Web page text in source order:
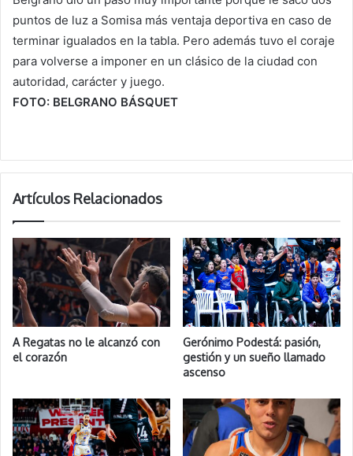
puntos de luz a Somisa más ventaja deportiva en caso de
terminar igualados en la tabla. Pero además tuvo el coraje
para volverse a imponer en un clásico de la ciudad con
autoridad, carácter y juego.
FOTO: BELGRANO BÁSQUET
Artículos Relacionados
A Regatas no le alcanzó con
el corazón
Gerónimo Podestá: pasión,
gestión y un sueño llamado
ascenso